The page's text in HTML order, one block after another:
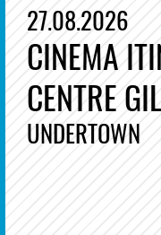
27.08.2026
CINEMA
CENTRE
UNDERTOWN